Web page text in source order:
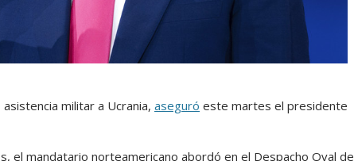
militar a Ucrania, aseguró este martes el presidente
el mandatario norteamericano abordó en el Despacho Oval de